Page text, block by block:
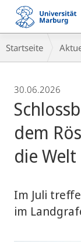
Mobile-
Navigation
Breadcrumb-
Navigation
Startseite
30.06.2026
dem
die Welt
Im Juli
im